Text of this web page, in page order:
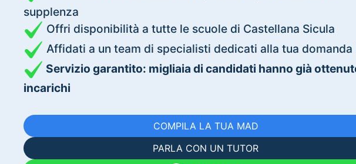
supplenza
Offri disponibilità a tutte le scuole di Castellana Sicula
Affidati a un team di specialisti dedicati alla tua domanda
Servizio garantito: migliaia di candidati hanno già
incarichi
COMPILA LA TUA MAD
PARLA CON UN TUTOR